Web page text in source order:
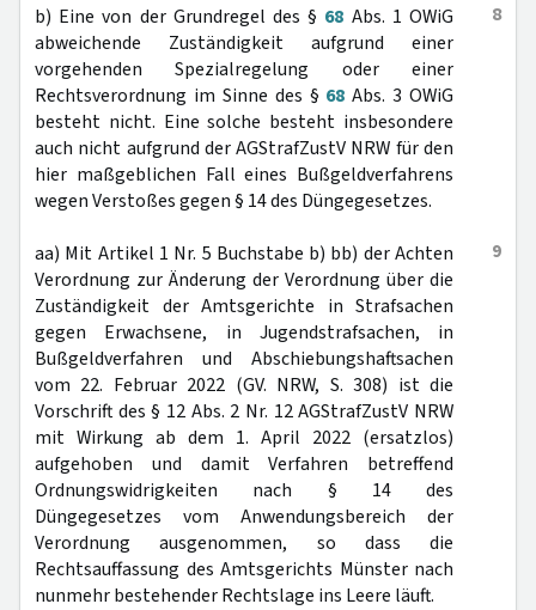
8
b) Eine von der Grundregel des § 68 Abs. 1 OWiG
abweichende Zuständigkeit aufgrund einer
vorgehenden Spezialregelung oder einer
Rechtsverordnung im Sinne des § 68 Abs. 3 OWiG
besteht nicht. Eine solche besteht insbesondere
auch nicht aufgrund der AGStrafZustV NRW für den
hier maßgeblichen Fall eines Bußgeldverfahrens
wegen Verstoßes gegen § 14 des Düngegesetzes.
9
aa) Mit Artikel 1 Nr. 5 Buchstabe b) bb) der Achten
Verordnung zur Änderung der Verordnung über die
Zuständigkeit der Amtsgerichte in Strafsachen
gegen Erwachsene, in Jugendstrafsachen, in
Bußgeldverfahren und Abschiebungshaftsachen
vom 22. Februar 2022 (GV. NRW, S. 308) ist die
Vorschrift des § 12 Abs. 2 Nr. 12 AGStrafZustV NRW
mit Wirkung ab dem 1. April 2022 (ersatzlos)
aufgehoben und damit Verfahren betreffend
Ordnungswidrigkeiten nach § 14 des
Düngegesetzes vom Anwendungsbereich der
Verordnung ausgenommen, so dass die
Rechtsauffassung des Amtsgerichts Münster nach
nunmehr bestehender Rechtslage ins Leere läuft.